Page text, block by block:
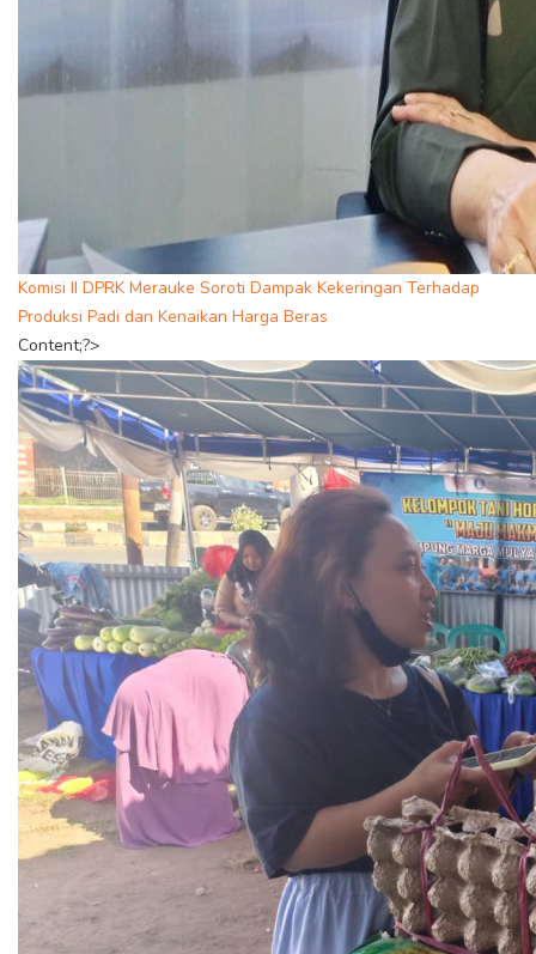
Komisi II DPRK Merauke Soroti Dampak Kekeringan Terhadap
Produksi Padi dan Kenaikan Harga Beras
Content;?>